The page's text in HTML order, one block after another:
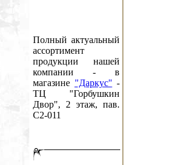
Полный актуальный
ассортимент
продукции нашей
компании - в
магазине "Даркус" -
ТЦ "Горбушкин
Двор", 2 этаж, пав.
C2-011